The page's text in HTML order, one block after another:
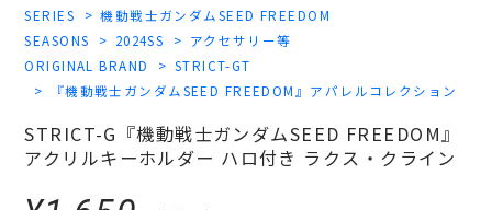
SERIES
機動戦士ガンダムSEED FREEDOM
SEASONS
2024SS
アクセサリー等
ORIGINAL BRAND
STRICT-GT
『機動戦士ガンダムSEED FREEDOM』アパレルコレクション
STRICT-G『機動戦士ガンダムSEED FREEDOM』
アクリルキーホルダー ハロ付き ラクス・クライン